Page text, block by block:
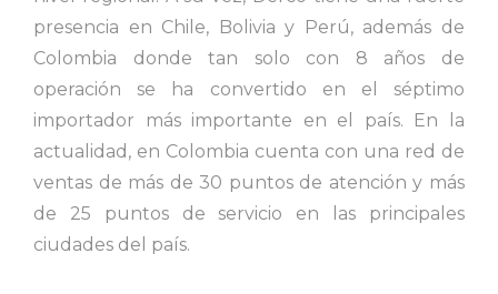
presencia en Chile, Bolivia y Perú, además de
Colombia donde tan solo con 8 años de
operación se ha convertido en el séptimo
importador más importante en el país. En la
actualidad, en Colombia cuenta con una red de
ventas de más de 30 puntos de atención y más
de 25 puntos de servicio en las principales
ciudades del país.